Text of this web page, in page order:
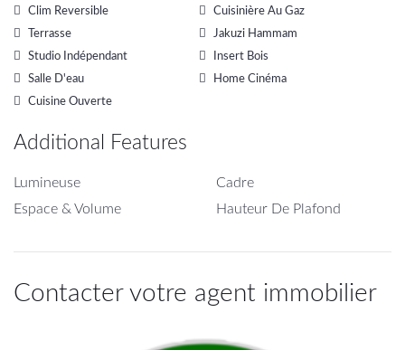
Clim Reversible
Cuisinière Au Gaz
Terrasse
Jakuzi Hammam
Studio Indépendant
Insert Bois
Salle D'eau
Home Cinéma
Cuisine Ouverte
Additional Features
Lumineuse
Cadre
Espace & Volume
Hauteur De Plafond
Contacter votre agent immobilier